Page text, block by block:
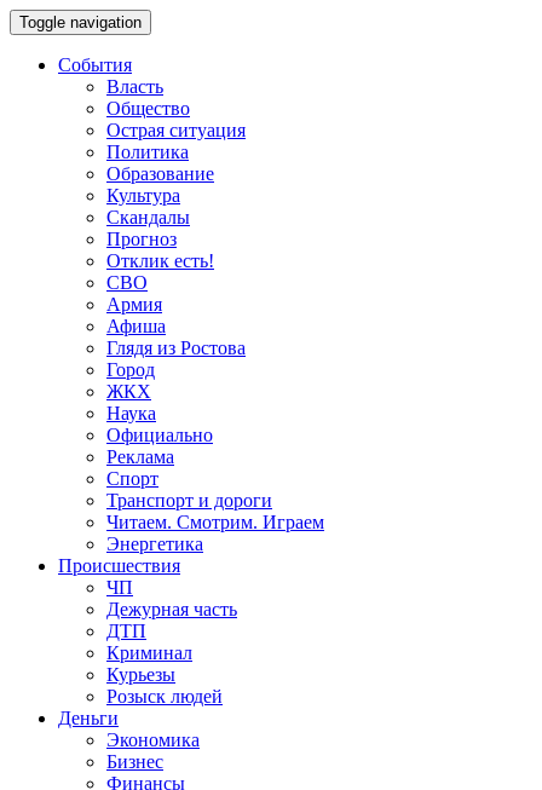
Toggle navigation
События
Власть
Общество
Острая ситуация
Политика
Образование
Культура
Скандалы
Прогноз
Отклик есть!
СВО
Армия
Афиша
Глядя из Ростова
Город
ЖКХ
Наука
Официально
Реклама
Спорт
Транспорт и дороги
Читаем. Смотрим. Играем
Энергетика
Происшествия
ЧП
Дежурная часть
ДТП
Криминал
Курьезы
Розыск людей
Деньги
Экономика
Бизнес
Финансы